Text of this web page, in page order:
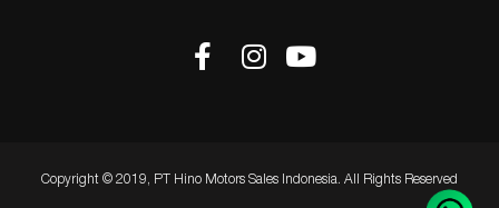
Copyright © 2019, PT Hino Motors Sales Indonesia. All Rights Reserved